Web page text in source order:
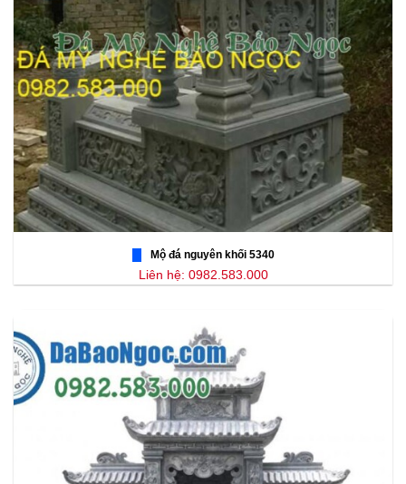
Mộ đá nguyên khối 5340
Liên hệ: 0982.583.000